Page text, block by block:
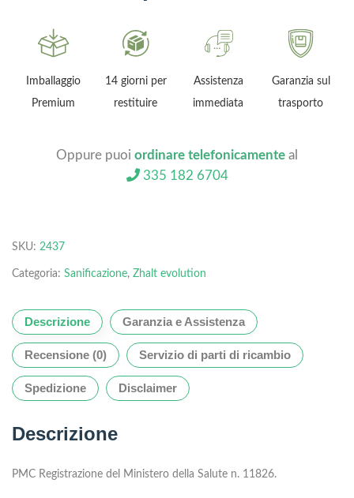
Imballaggio
Premium
14 giorni per
restituire
Assistenza
immediata
Garanzia sul
trasporto
Oppure puoi ordinare telefonicamente al
335 182 6704
SKU: 2437
Categoria: Sanificazione, Zhalt evolution
Descrizione Garanzia e Assistenza
Recensione (0) Servizio di parti di ricambio
Spedizione Disclaimer
Descrizione
PMC Registrazione del Ministero della Salute n. 11826.